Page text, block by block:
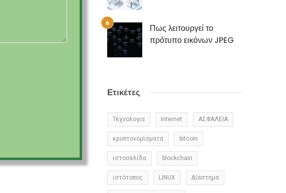
Πως λειτουργεί το
πρότυπο εικόνων JPEG
Ετικέτες
Τεχνολογια Internet ΑΣΦΑΛΕΙΑ
κρυπτονομίσματα bitcoin
ιστοσελίδα blockchain
ιστότοπος LINUX Δίαστημα